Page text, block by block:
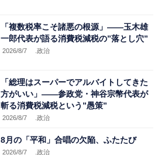
「複数税率こそ諸悪の根源」――玉木雄
一郎代表が語る消費税減税の”落とし穴”
2026/8/7 .政治
「総理はスーパーでアルバイトしてきた
方がいい」――参政党・神谷宗幣代表が
斬る消費税減税という”愚策”
2026/8/7 .政治
8月の「平和」合唱の欠陥、ふたたび
2026/8/7 .政治